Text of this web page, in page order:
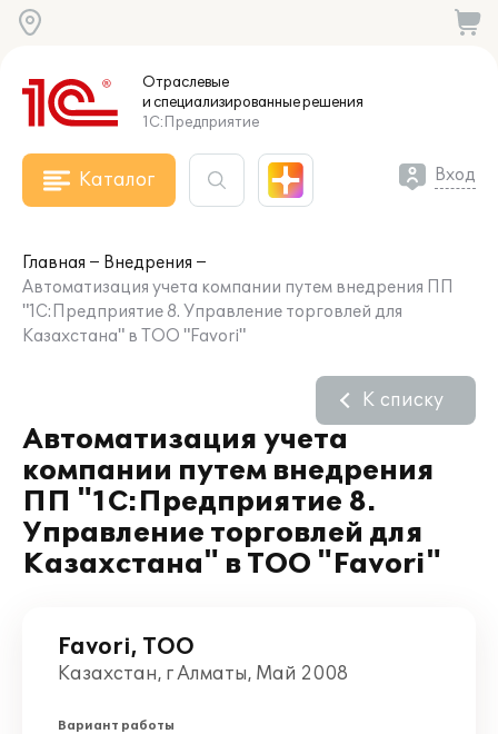
Отраслевые
и специализированныерешения
1С:Предприятие
Каталог Вход
Главная
Внедрения
Автоматизация учета компании путем внедрения ПП
"1С:Предприятие 8. Управление торговлей для
Казахстана" в ТОО "Favori"
Автоматизация учета
компании путем внедрения
ПП "1С:Предприятие 8.
Управление торговлей для
Казахстана" в ТОО "Favori"
К списку
Favori, ТОО
Казахстан, г Алматы, Май 2008
Вариант работы